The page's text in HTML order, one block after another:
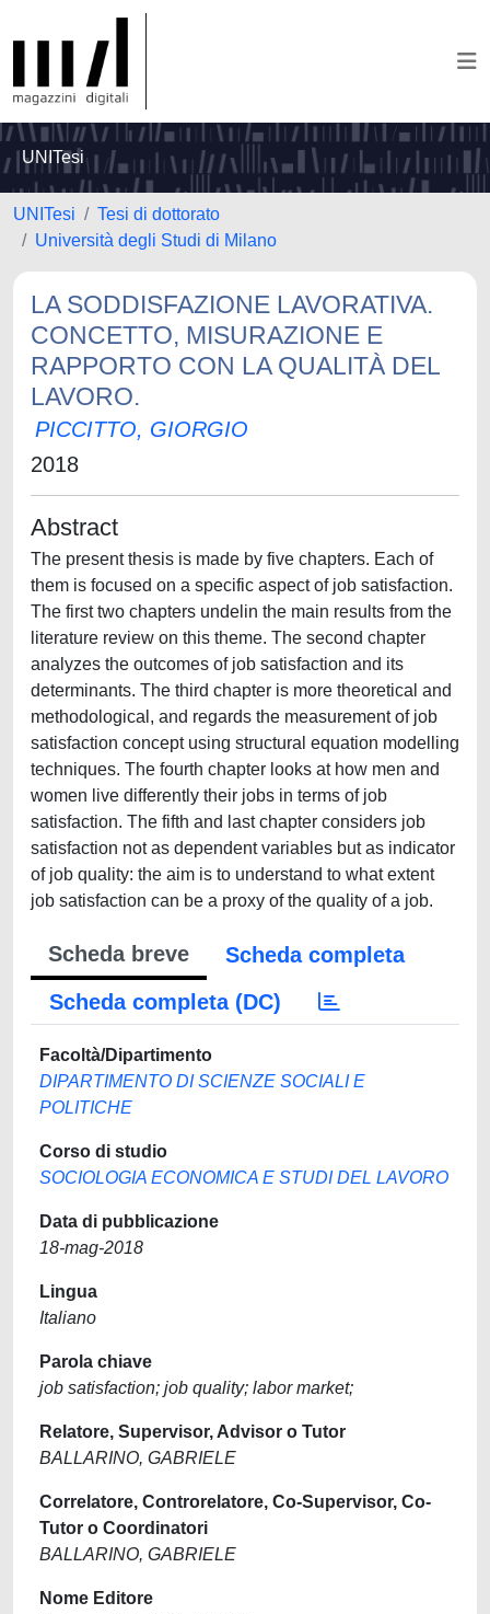
UNITesi
UNITesi
Tesi di dottorato
Università degli Studi di Milano
LA SODDISFAZIONE LAVORATIVA.
CONCETTO, MISURAZIONE E
RAPPORTO CON LA QUALITÀ DEL
LAVORO.
PICCITTO, GIORGIO
2018
Abstract
The present thesis is made by five chapters. Each of
them is focused on a specific aspect of job satisfaction.
The first two chapters undelin the main results from the
literature review on this theme. The second chapter
analyzes the outcomes of job satisfaction and its
determinants. The third chapter is more theoretical and
methodological, and regards the measurement of job
satisfaction concept using structural equation modelling
techniques. The fourth chapter looks at how men and
women live differently their jobs in terms of job
satisfaction. The fifth and last chapter considers job
satisfaction not as dependent variables but as indicator
of job quality: the aim is to understand to what extent
job satisfaction can be a proxy of the quality of a job.
Scheda breve
Scheda completa
Scheda completa (DC)
Facoltà/Dipartimento
DIPARTIMENTO DI SCIENZE SOCIALI E
POLITICHE
Corso di studio
SOCIOLOGIA ECONOMICA E STUDI DEL LAVORO
Data di pubblicazione
18-mag-2018
Lingua
Italiano
Parola chiave
job satisfaction; job quality; labor market;
Relatore, Supervisor, Advisor o Tutor
BALLARINO, GABRIELE
Correlatore, Controrelatore, Co-Supervisor, Co-
Tutor o Coordinatori
BALLARINO, GABRIELE
Nome Editore